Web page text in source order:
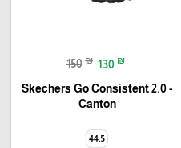
150 ₪ 130 ₪
Skechers Go Consistent 2.0 -
Canton
44.5